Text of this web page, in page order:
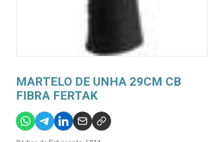
MARTELO DE UNHA 29CM CB
FIBRA FERTAK